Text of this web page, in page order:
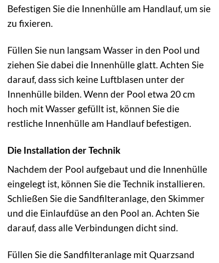
Befestigen Sie die Innenhülle am Handlauf, um sie
zu fixieren.
Füllen Sie nun langsam Wasser in den Pool und
ziehen Sie dabei die Innenhülle glatt. Achten Sie
darauf, dass sich keine Luftblasen unter der
Innenhülle bilden. Wenn der Pool etwa 20 cm
hoch mit Wasser gefüllt ist, können Sie die
restliche Innenhülle am Handlauf befestigen.
Die Installation der Technik
Nachdem der Pool aufgebaut und die Innenhülle
eingelegt ist, können Sie die Technik installieren.
Schließen Sie die Sandfilteranlage, den Skimmer
und die Einlaufdüse an den Pool an. Achten Sie
darauf, dass alle Verbindungen dicht sind.
Füllen Sie die Sandfilteranlage mit Quarzsand